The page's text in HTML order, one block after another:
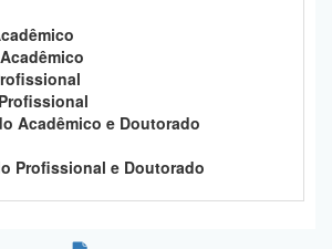
Acadêmico
Acadêmico e Doutorado
Profissional e Doutorado